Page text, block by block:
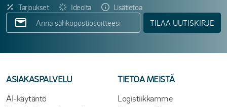
Tarjoukset Ideoita
Lisätietoa
TILAA UUTISKIRJE
ASIAKASPALVELU
AI-käytäntö
TIETOA MEISTÄ
Logistiikkamme